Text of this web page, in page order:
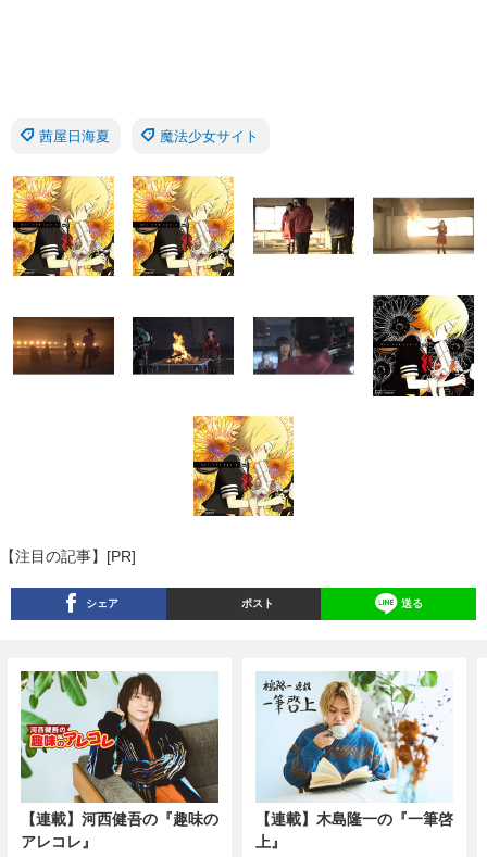
茜屋日海夏 魔法少女サイト
【注目の記事】[PR]
シェア ポスト 送る
【連載】河西健吾の『趣味の
アレコレ』
【連載】木島隆一の『一筆啓
上』